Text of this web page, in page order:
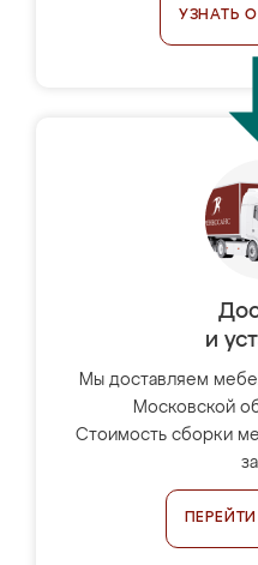
УЗНАТЬ
и
Мы доставляем
Московской
Стоимость сборки